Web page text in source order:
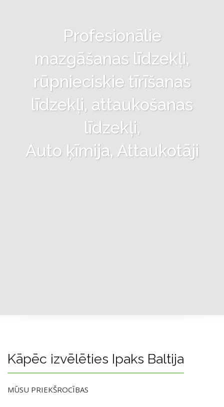
Profesionālie
mazgāšanas līdzekļi,
rūpnieciskie tīrīšanas
līdzekļi, attaukošanas
līdzekļi,
Auto ķīmija, Attaukotāji
Kāpēc izvēlēties Ipaks Baltija
MŪSU PRIEKŠROCĪBAS